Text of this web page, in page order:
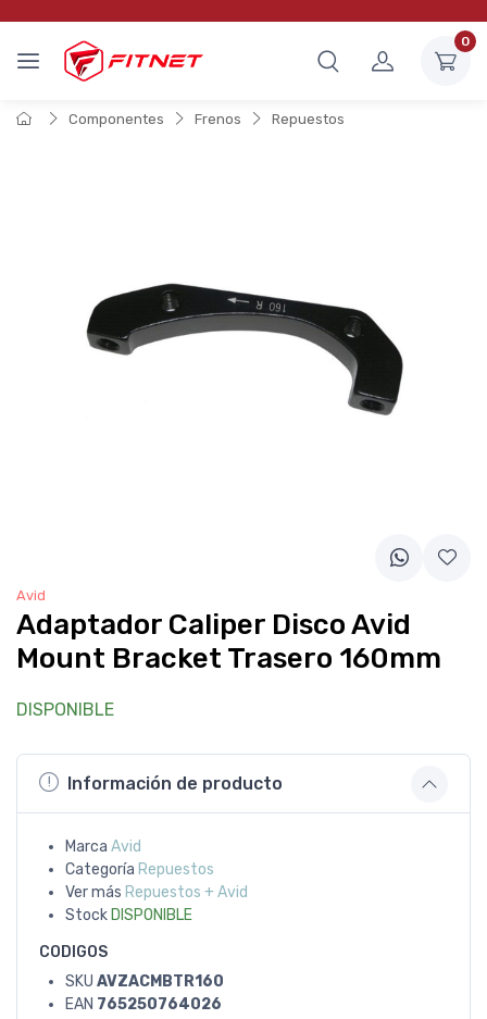
0
Componentes Frenos Repuestos
Avid
Adaptador Caliper Disco Avid
Mount Bracket Trasero 160mm
DISPONIBLE
Información de producto
Marca Avid
Categoría Repuestos
Ver más Repuestos + Avid
Stock DISPONIBLE
CODIGOS
SKU AVZACMBTR160
EAN 765250764026